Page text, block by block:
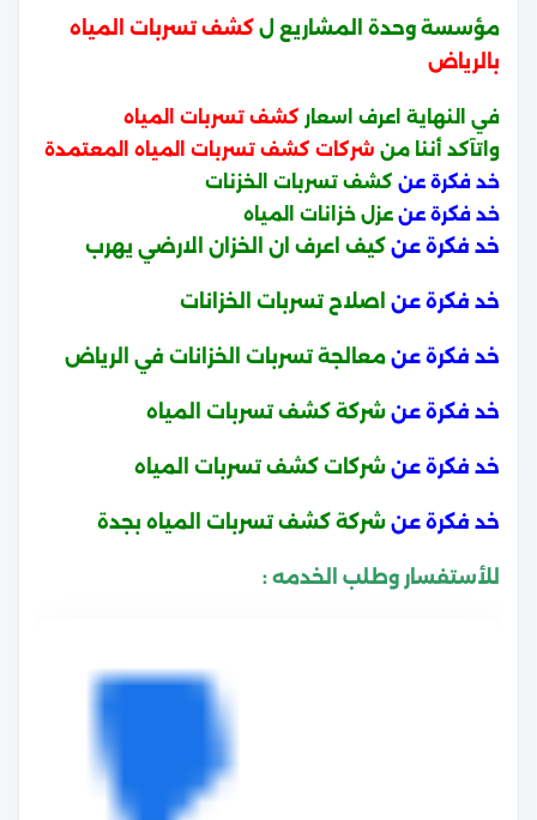
مؤسسة وحدة المشاريع ل كشف تسربات المياه
بالرياض
في النهاية اعرف اسعار كشف تسربات المياه
واتآكد أننا من شركات كشف تسربات المياه المعتمدة
خد فكرة عن كشف تسربات الخزنات
خد فكرة عن عزل خزانات المياه
خد فكرة عن كيف اعرف ان الخزان الارضي يهرب
خد فكرة عن اصلاح تسربات الخزانات
خد فكرة عن معالجة تسربات الخزانات في الرياض
خد فكرة عن شركة كشف تسربات المياه
خد فكرة عن شركات كشف تسربات المياه
خد فكرة عن شركة كشف تسربات المياه بجدة
للأستفسار وطلب الخدمه :